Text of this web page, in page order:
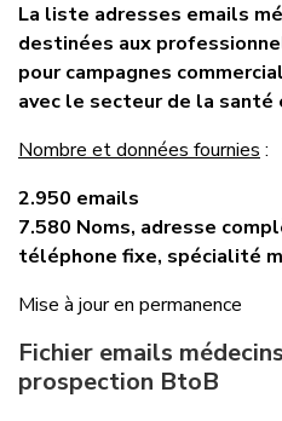
La liste adresses emails
destinées aux
pour campagnes
avec le secteur de la santé
Nombre et données fournies :
2.950 emails
7.580 Noms, adresse
téléphone fixe, spécialité
Mise à jour en permanence
Fichier emails
prospection BtoB